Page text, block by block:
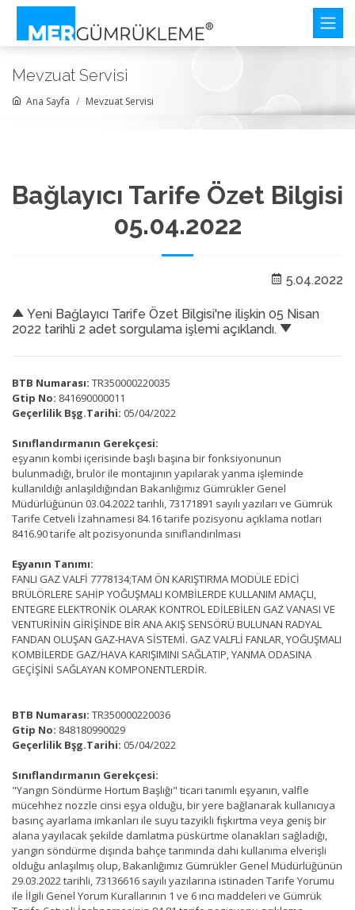
Mevzuat Servisi
Ana Sayfa Mevzuat Servisi
Bağlayıcı Tarife Özet Bilgisi
05.04.2022
5.04.2022
Yeni Bağlayıcı Tarife Özet Bilgisi'ne ilişkin 05 Nisan
2022 tarihli 2 adet sorgulama işlemi açıklandı.
BTB Numarası: TR350000220035
Gtip No: 841690000011
Geçerlilik Bşg.Tarihi: 05/04/2022
Sınıflandırmanın Gerekçesi:
eşyanın kombi içerisinde başlı başına bir fonksiyonunun
bulunmadığı, brulör ile montajının yapılarak yanma işleminde
kullanıldığı anlaşıldığından Bakanlığımız Gümrükler Genel
Müdürlüğünün 03.04.2022 tarihli, 73171891 sayılı yazıları ve Gümrük
Tarife Cetveli İzahnamesi 84.16 tarife pozisyonu açıklama notları
8416.90 tarife alt pozisyonunda sınıflandırılması
Eşyanın Tanımı:
FANLI GAZ VALFİ 7778134;TAM ÖN KARIŞTIRMA MODÜLE EDİCİ
BRÜLÖRLERE SAHİP YOĞUŞMALI KOMBİLERDE KULLANIM AMAÇLI,
ENTEGRE ELEKTRONİK OLARAK KONTROL EDİLEBİLEN GAZ VANASI VE
VENTURİNİN GİRİŞİNDE BİR ANA AKIŞ SENSÖRÜ BULUNAN RADYAL
FANDAN OLUŞAN GAZ-HAVA SİSTEMİ. GAZ VALFLİ FANLAR, YOĞUŞMALI
KOMBİLERDE GAZ/HAVA KARIŞIMINI SAĞLATIP, YANMA ODASINA
GEÇİŞİNİ SAĞLAYAN KOMPONENTLERDİR.
BTB Numarası: TR350000220036
Gtip No: 848180990029
Geçerlilik Bşg.Tarihi: 05/04/2022
Sınıflandırmanın Gerekçesi:
"Yangın Söndürme Hortum Başlığı" ticari tanımlı eşyanın, valfle
mücehhez nozzle cinsi eşya olduğu, bir yere bağlanarak kullanıcıya
basınç ayarlama imkanları ile suyu tazyikli fışkırtma veya geniş bir
alana yayılacak şekilde damlatma püskürtme olanakları sağladığı,
yangın söndürme dışında bahçe tarımında dahi kullanıma elverişli
olduğu anlaşılmış olup, Bakanlığımız Gümrükler Genel Müdürlüğünün
29.03.2022 tarihli, 73136616 sayılı yazılarına istinaden Tarife Yorumu
ile İlgili Genel Yorum Kurallarının 1 ve 6 ıncı maddeleri ve Gümrük